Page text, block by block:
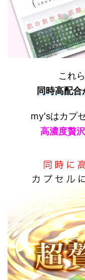
これ
同時高配合
my'sはカプ
高濃度贅